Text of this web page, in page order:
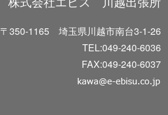
〒350-1165 埼玉県川越市南台3-1-26
TEL:049-240-6036
FAX:049-240-6037